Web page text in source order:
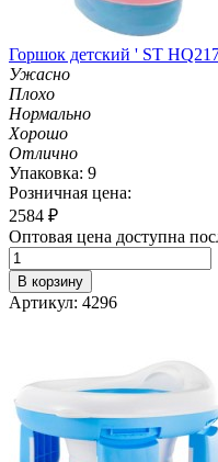
Горшок детский ' ST
Ужасно
Плохо
Нормально
Хорошо
Отлично
Упаковка: 9
Розничная цена:
2584 ₽
Оптовая цена доступна
В корзину
Артикул: 4296